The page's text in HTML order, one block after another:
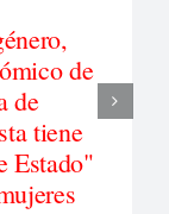
de
de
tiene
Estado"